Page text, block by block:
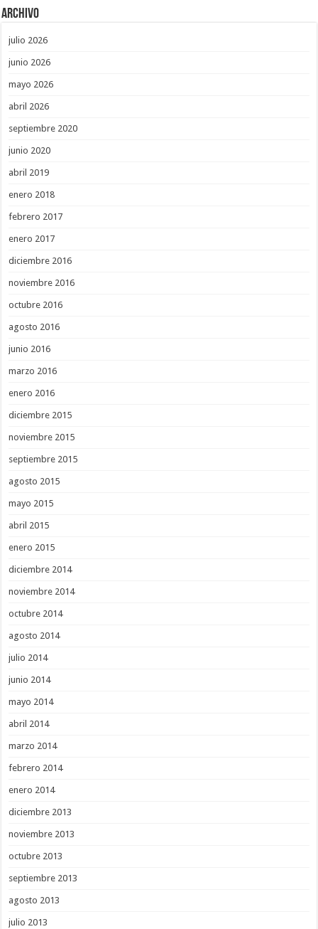
Archivo
julio 2026
junio 2026
mayo 2026
abril 2026
septiembre 2020
junio 2020
abril 2019
enero 2018
febrero 2017
enero 2017
diciembre 2016
noviembre 2016
octubre 2016
agosto 2016
junio 2016
marzo 2016
enero 2016
diciembre 2015
noviembre 2015
septiembre 2015
agosto 2015
mayo 2015
abril 2015
enero 2015
diciembre 2014
noviembre 2014
octubre 2014
agosto 2014
julio 2014
junio 2014
mayo 2014
abril 2014
marzo 2014
febrero 2014
enero 2014
diciembre 2013
noviembre 2013
octubre 2013
septiembre 2013
agosto 2013
julio 2013